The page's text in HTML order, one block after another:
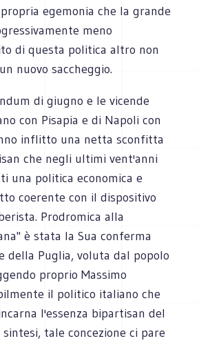
egemonia che la grande
meno
di questa politica altro non
nuovo saccheggio.
di giugno e le vicende
con Pisapia e di Napoli con
inflitto una netta sconfitta
che negli ultimi vent'anni
una politica economica e
coerente con il dispositivo
Prodromica alla
è stata la Sua conferma
della Puglia, voluta dal popolo
proprio Massimo
il politico italiano che
l'essenza bipartisan del
tale concezione ci pare